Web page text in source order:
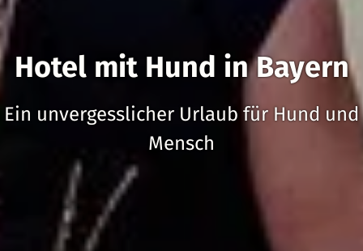
Hotel mit Hund in Bayern
Ein unvergesslicher Urlaub für Hund und
Mensch